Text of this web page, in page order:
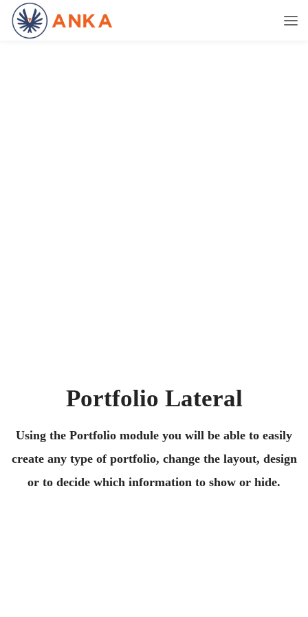
Portfolio Lateral
Using the Portfolio module you will be able to easily
create any type of portfolio, change the layout, design
or to decide which information to show or hide.